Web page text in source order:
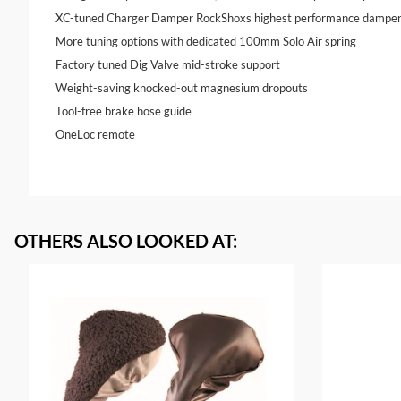
XC-tuned Charger Damper RockShoxs highest performance damper
More tuning options with dedicated 100mm Solo Air spring
Factory tuned Dig Valve mid-stroke support
Weight-saving knocked-out magnesium dropouts
Tool-free brake hose guide
OneLoc remote
OTHERS ALSO LOOKED AT: